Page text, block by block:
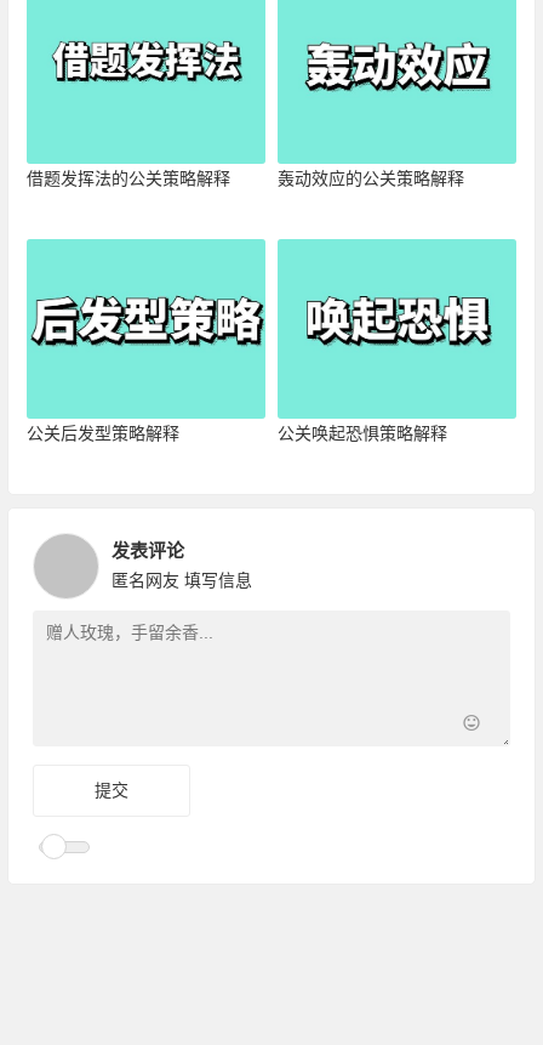
借题发挥法的公关策略解释 轰动效应的公关策略解释
公关后发型策略解释 公关唤起恐惧策略解释
发表评论
匿名网友 填写信息